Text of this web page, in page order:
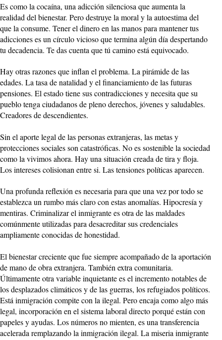
Es como la cocaína, una adicción silenciosa que aumenta la
realidad del bienestar. Pero destruye la moral y la autoestima del
que la consume. Tener el dinero en las manos para mantener tus
adicciones es un círculo vicioso que termina algún día despertando
tu decadencia. Te das cuenta que tú camino está equivocado.
Hay otras razones que inflan el problema. La pirámide de las
edades. La tasa de natalidad y el financiamiento de las futuras
pensiones. El estado tiene sus contradicciones y necesita que su
pueblo tenga ciudadanos de pleno derechos, jóvenes y saludables.
Creadores de descendientes.
Sin el aporte legal de las personas extranjeras, las metas y
protecciones sociales son catastróficas. No es sostenible la sociedad
como la vivimos ahora. Hay una situación creada de tira y floja.
Los intereses colisionan entre si. Las tensiones políticas aparecen.
Una profunda reflexión es necesaria para que una vez por todo se
establezca un rumbo más claro con estas anomalías. Hipocresía y
mentiras. Criminalizar el inmigrante es otra de las maldades
comúnmente utilizadas para desacreditar sus credenciales
ampliamente conocidas de honestidad.
El bienestar creciente que fue siempre acompañado de la aportación
de mano de obra extranjera. También extra comunitaria.
Últimamente otra variable inquietante es el incremento notables de
los desplazados climáticos y de las guerras, los refugiados políticos.
Está inmigración compite con la ilegal. Pero encaja como algo más
legal, incorporación en el sistema laboral directo porqué están con
papeles y ayudas. Los números no mienten, es una transferencia
acelerada remplazando la inmigración ilegal. La miseria inmigrante